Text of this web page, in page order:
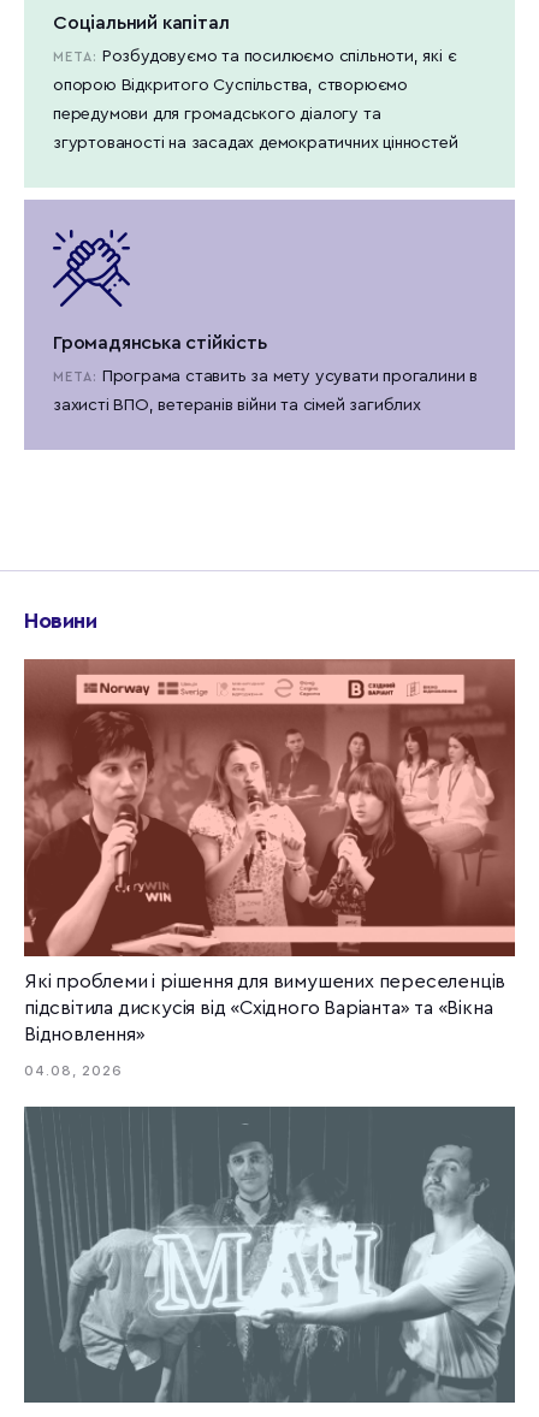
Соціальний капітал
МЕТА: Розбудовуємо та посилюємо спільноти, які є
опорою Відкритого Суспільства, створюємо
передумови для громадського діалогу та
згуртованості на засадах демократичних цінностей
Громадянська стійкість
МЕТА: Програма ставить за мету усувати прогалини в
захисті ВПО, ветеранів війни та сімей загиблих
Новини
Які проблеми і рішення для вимушених переселенців
підсвітила дискусія від «Східного Варіанта» та «Вікна
Відновлення»
04.08, 2026